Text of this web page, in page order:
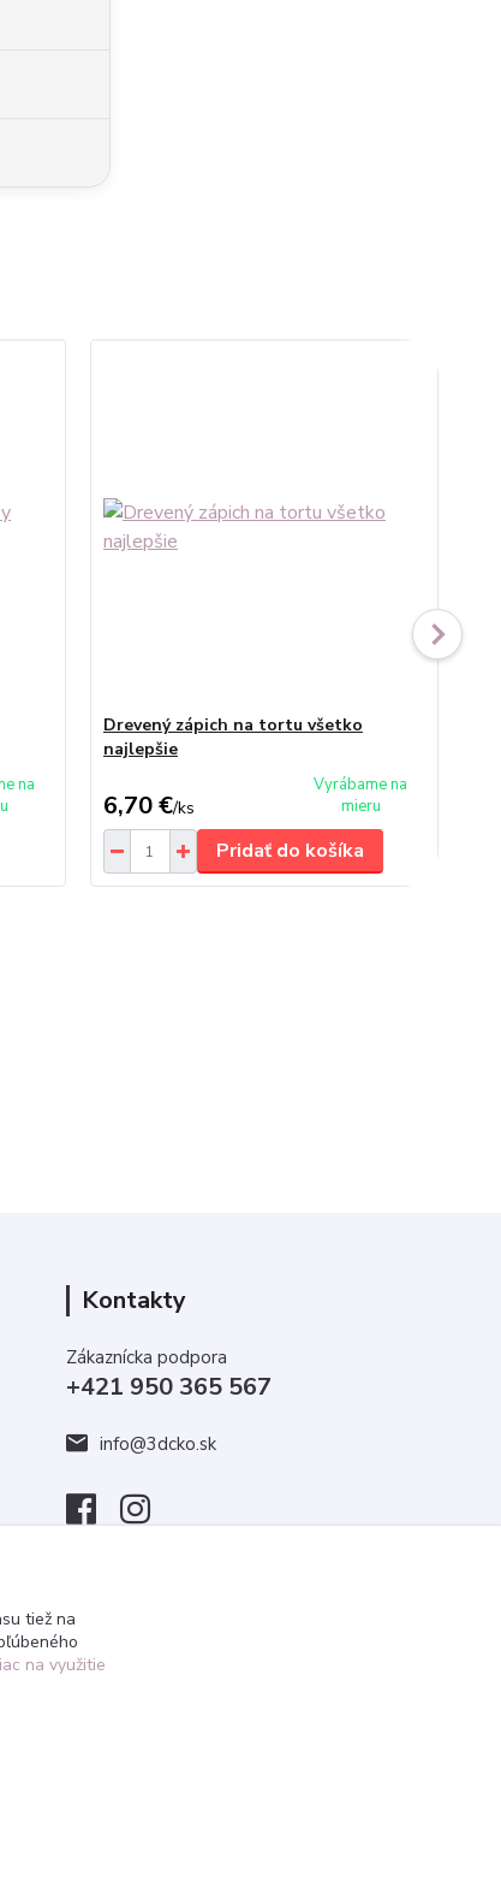
na
Drevený zápich na tortu všetko
najlepšie
6,70 €/ks
Vyrábame na
mieru
Pridať do košíka
Kontakty
Zákaznícka podpora
+421 950 365 567
info@3dcko.sk
tiež na
na využitie